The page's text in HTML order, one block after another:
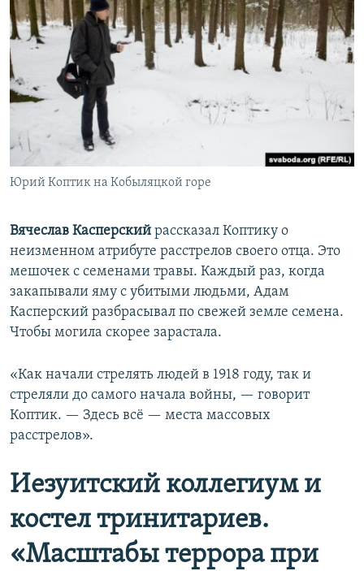
Юрий Коптик на Кобыляцкой горе
Вячеслав Касперский рассказал Коптику о
неизменном атрибуте расстрелов своего отца. Это
мешочек с семенами травы. Каждый раз, когда
закапывали яму с убитыми людьми, Адам
Касперский разбрасывал по свежей земле семена.
Чтобы могила скорее зарастала.
​«Как начали стрелять людей в 1918 году, так и
стреляли до самого начала войны, — говорит
Коптик. — Здесь всё — места массовых
расстрелов».
Иезуитский коллегиум и
костел тринитариев.
«Масштабы террора при